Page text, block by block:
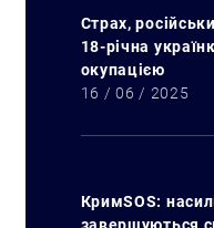
Страх,
18-річна
окупацією
16 / 06 / 2025
КримSOS: